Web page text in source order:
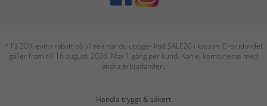
* Få 20% extra rabatt på all rea när du uppger kod SALE20 i kassan. Erbjudandet
gäller fram till 16 augusti 2026. Max 1 gång per kund. Kan ej kombineras med
andra erbjudanden.
Handla tryggt & säkert